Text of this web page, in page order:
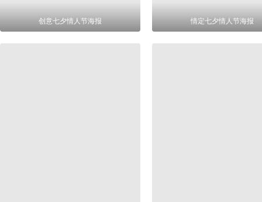
创意七夕情人节海报 情定七夕情人节海报